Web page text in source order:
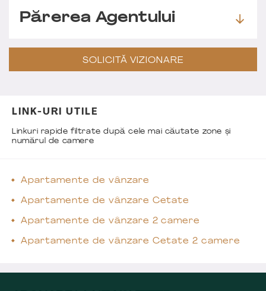
Părerea Agentului
SOLICITĂ VIZIONARE
LINK-URI UTILE
Linkuri rapide filtrate după cele mai căutate zone și
numărul de camere
Apartamente de vânzare
Apartamente de vânzare Cetate
Apartamente de vânzare 2 camere
Apartamente de vânzare Cetate 2 camere